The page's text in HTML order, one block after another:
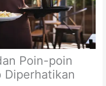
Poin-poin
Diperhatikan